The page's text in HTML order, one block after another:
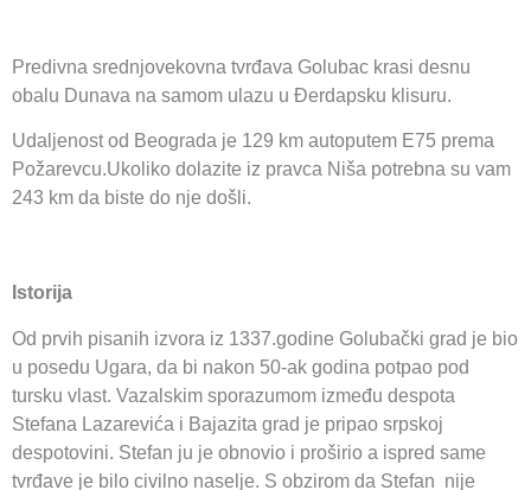
Predivna srednjovekovna tvrđava Golubac krasi desnu
obalu Dunava na samom ulazu u Đerdapsku klisuru.
Udaljenost od Beograda je 129 km autoputem E75 prema
Požarevcu.Ukoliko dolazite iz pravca Niša potrebna su vam
243 km da biste do nje došli.
Istorija
Od prvih pisanih izvora iz 1337.godine Golubački grad je bio
u posedu Ugara, da bi nakon 50-ak godina potpao pod
tursku vlast. Vazalskim sporazumom između despota
Stefana Lazarevića i Bajazita grad je pripao srpskoj
despotovini. Stefan ju je obnovio i proširio a ispred same
tvrđave je bilo civilno naselje. S obzirom da Stefan nije